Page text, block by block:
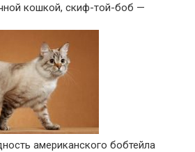
кошкой, скиф-той-боб —
американского бобтейла